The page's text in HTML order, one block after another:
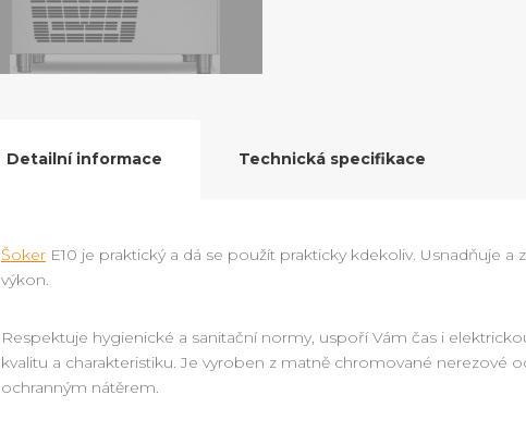
Detailní informace Technická specifikace
Šoker E10 je praktický a dá se použít prakticky kdekoliv. Usnadňuje a
výkon.
Respektuje hygienické a sanitační normy, uspoří Vám čas i
kvalitu a charakteristiku. Je vyroben z matně chromované nerezové
ochranným nátěrem.